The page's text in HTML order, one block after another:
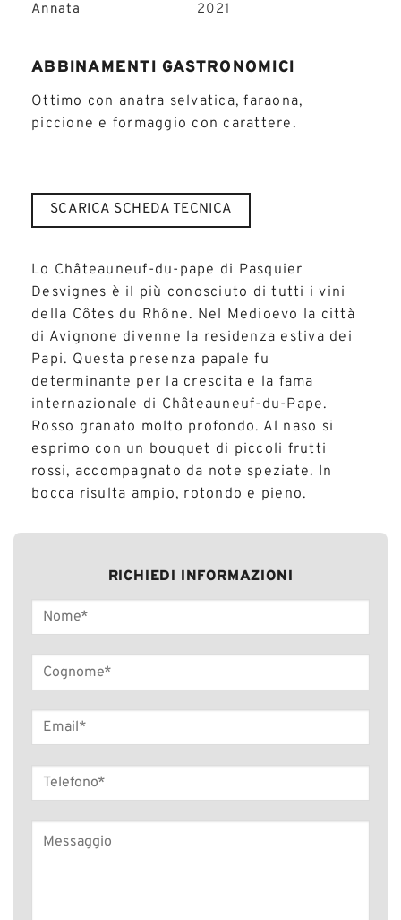
Annata
2021
ABBINAMENTI GASTRONOMICI
Ottimo con anatra selvatica, faraona,
piccione e formaggio con carattere.
SCARICA SCHEDA TECNICA
Lo Châteauneuf-du-pape di Pasquier
Desvignes è il più conosciuto di tutti i vini
della Côtes du Rhône. Nel Medioevo la città
di Avignone divenne la residenza estiva dei
Papi. Questa presenza papale fu
determinante per la crescita e la fama
internazionale di Châteauneuf-du-Pape.
Rosso granato molto profondo. Al naso si
esprimo con un bouquet di piccoli frutti
rossi, accompagnato da note speziate. In
bocca risulta ampio, rotondo e pieno.
RICHIEDI INFORMAZIONI